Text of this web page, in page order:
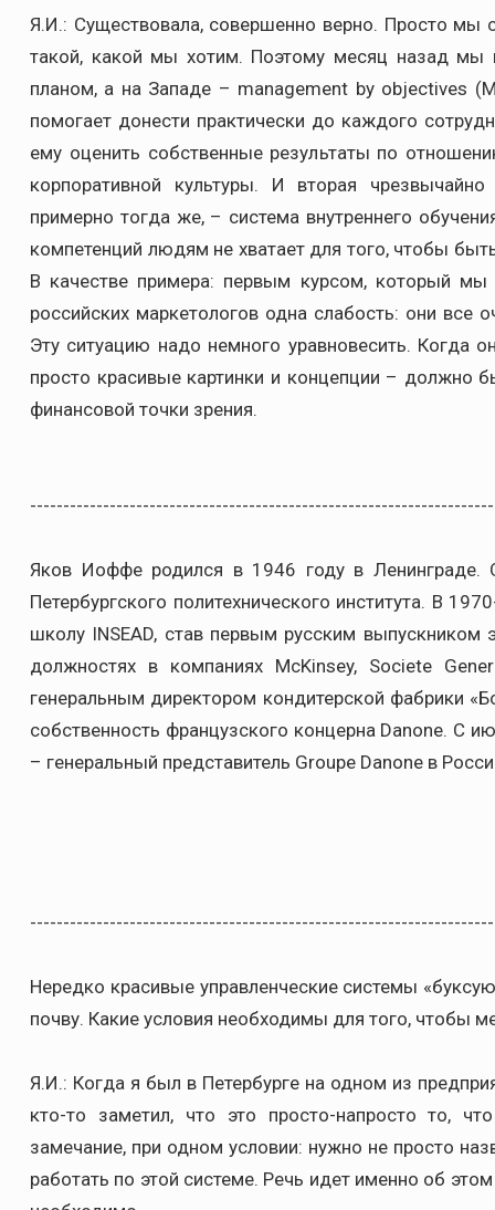
Я.И.: Существовала, совершенно верно. Просто мы
такой, какой мы хотим. Поэтому месяц назад мы
планом, а на Западе – management by objectives
помогает донести практически до каждого
ему оценить собственные результаты по
корпоративной культуры. И вторая
примерно тогда же, – система внутреннего
компетенций людям не хватает для того, чтобы
В качестве примера: первым курсом, который
российских маркетологов одна слабость: они все
Эту ситуацию надо немного уравновесить. Когда
просто красивые картинки и концепции – должно
финансовой точки зрения.
Яков Иоффе родился в 1946 году в Ленинграде.
Петербургского политехнического института. В
школу INSEAD, став первым русским выпускником
должностях в компаниях McKinsey, Societe
генеральным директором кондитерской фабрики
собственность французского концерна Danone. С
– генеральный представитель Groupe Danone в
Нередко красивые управленческие системы
почву. Какие условия необходимы для того, чтобы
Я.И.: Когда я был в Петербурге на одном из
кто-то заметил, что это просто-напросто то,
замечание, при одном условии: нужно не просто
работать по этой системе. Речь идет именно об